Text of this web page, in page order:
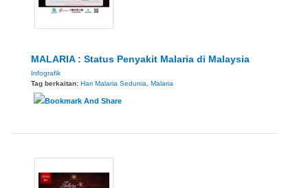
MALARIA : Status Penyakit Malaria di Malaysia
Infografik
Tag berkaitan: Hari Malaria Sedunia Malaria